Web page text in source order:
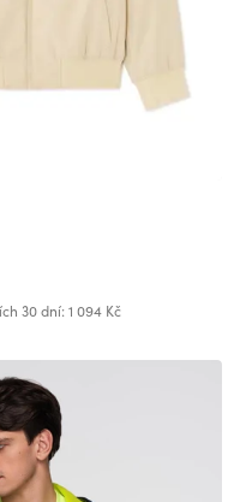
30 dní: 1 094 Kč